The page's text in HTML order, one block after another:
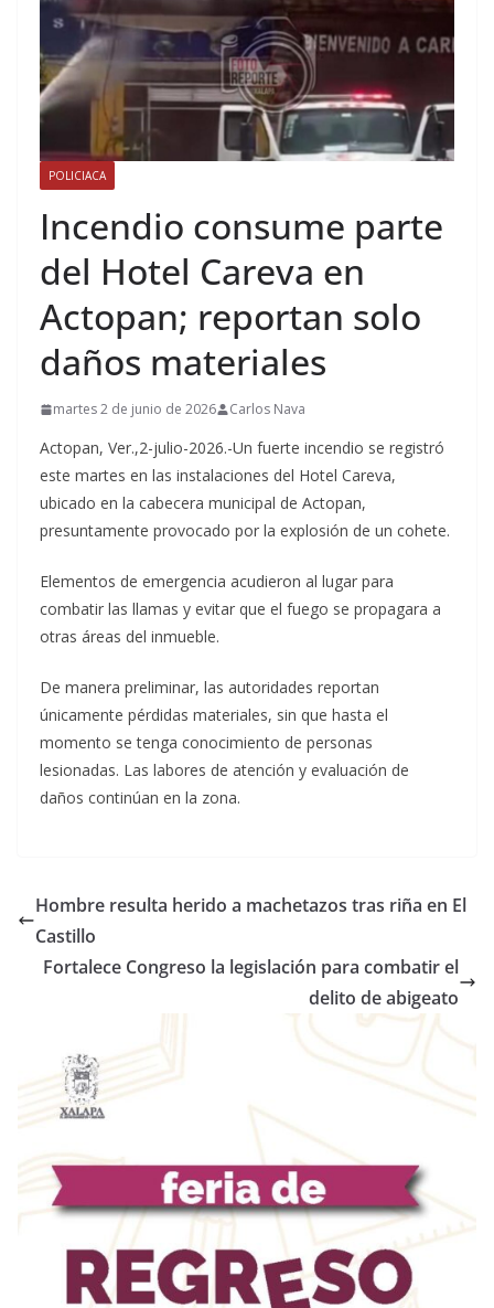
POLICIACA
Incendio consume parte
del Hotel Careva en
Actopan; reportan solo
daños materiales
martes 2 de junio de 2026 Carlos Nava
Actopan, Ver.,2-julio-2026.-Un fuerte incendio se registró
este martes en las instalaciones del Hotel Careva,
ubicado en la cabecera municipal de Actopan,
presuntamente provocado por la explosión de un cohete.
Elementos de emergencia acudieron al lugar para
combatir las llamas y evitar que el fuego se propagara a
otras áreas del inmueble.
De manera preliminar, las autoridades reportan
únicamente pérdidas materiales, sin que hasta el
momento se tenga conocimiento de personas
lesionadas. Las labores de atención y evaluación de
daños continúan en la zona.
Hombre resulta herido a machetazos tras riña en El
Castillo
Fortalece Congreso la legislación para combatir el
delito de abigeato